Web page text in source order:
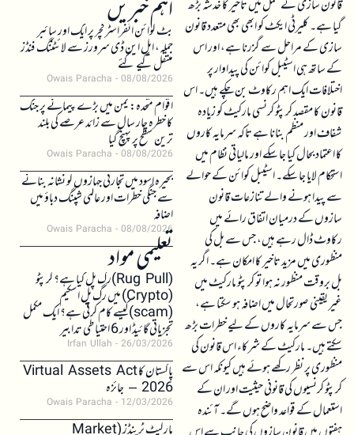
قانون سازی کے عمل میں تاخیر کا خدشہ بڑھ
گیا ہے۔ کلیرٹی ایکٹ کو ابھی بھی متعدد قانون
سازی کے مراحل سے گزرنا ہے، اور اس
کے ساتھ ہی اسٹیبل کوائن کی پیداوار پر
اختلافات ایک اہم رکاوٹ بن چکے ہیں۔ اس
قانون کا مقصد کرپٹو کرنسی مارکیٹ کو زیادہ
شفاف اور منظم بنانا ہے تاکہ سرمایہ کاروں
کا اعتماد بحال کیا جا سکے اور مالیاتی نظام میں
استحکام لایا جا سکے۔ اسٹیبل کوائن کے حوالے
سے پیدا ہونے والے تنازعات قانون
سازوں کے درمیان اتفاق رائے میں
رکاوٹ ڈال رہے ہیں، جس سے بل کی
منظوری میں مزید تاخیر کا امکان ہے۔ اگر یہ
بل بروقت منظور نہ ہوا تو کرپٹو مارکیٹ میں
غیر یقینی صورتحال میں اضافہ ہو سکتا ہے،
جس سے سرمایہ کاروں کے لیے خطرات بڑھ
سکتے ہیں۔ مارکیٹ کے شرکاء اس قانون کی
منظوری پر نظر رکھے ہوئے ہیں کیونکہ اس سے
کرپٹو کرنسیوں کی قانونی حیثیت اور ان کے
استعمال کے قواعد واضح ہوں گے۔ آئندہ
اہم خبریں
بٹ کوائن انفراسٹرکچر پر ایک اور سائبر
حملہ، ایل این ڈی سرورز سے لائٹننگ فنڈز
منتقل کیے گئے
Owais Paracha 08/08/2026
اقوام متحدہ: یمن میں بڑے پیمانے پر جنگ
کا خطرہ چار سال سے زائد عرصے کی بلند
ترین سطح پر پہنچ گیا
Owais Paracha 08/08/2026
بحیرہ اسود میں تجارتی جہازوں کو نشانہ بنانے
سے جنگی خطرات اور عالمی شپنگ دباؤ میں
اضافہ
Owais Paracha 08/08/2026
تعلیمی مواد(Rug Pull)رگ پل کیا ہے؟ کرپٹو
(Crypto) میں رگ پل اسکیم
(scam)کیسے کام کرتی ہے؟ ایک مکمل
تجزیاتی گائیڈ اور 6 احتیاطی تدابیر
Irfan Ullah 26/03/2026
پاکستان کا Virtual Assets Act
2026 – جائزہ
Owais Paracha 12/03/2026